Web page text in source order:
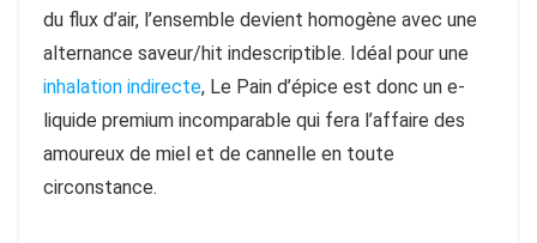
du flux d’air, l’ensemble devient homogène avec une
alternance saveur/hit indescriptible. Idéal pour une
inhalation indirecte, Le Pain d’épice est donc un e-
liquide premium incomparable qui fera l’affaire des
amoureux de miel et de cannelle en toute
circonstance.